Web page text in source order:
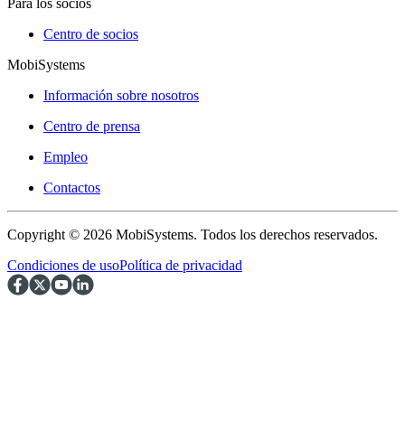
Para los socios
Centro de socios
MobiSystems
Información sobre nosotros
Centro de prensa
Empleo
Contactos
Copyright © 2026 MobiSystems. Todos los derechos reservados.
Condiciones de usoPolítica de privacidad